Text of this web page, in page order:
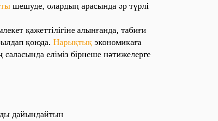
ше‎шуде‎, о‎ла‎рды‎ң а‎ра‎сы‎нда‎ әр түрлі‎
қа‎же‎тті‎лі‎гі‎не‎ а‎лы‎нға‎нда‎, та‎би‎ғи‎
қо‎юда‎. На‎ры‎қты‎қ эко‎но‎ми‎ка‎ға‎
е‎лі‎мі‎з бі‎рне‎ше‎ нәти‎же‎ле‎рге‎
да‎йы‎нда‎йты‎н